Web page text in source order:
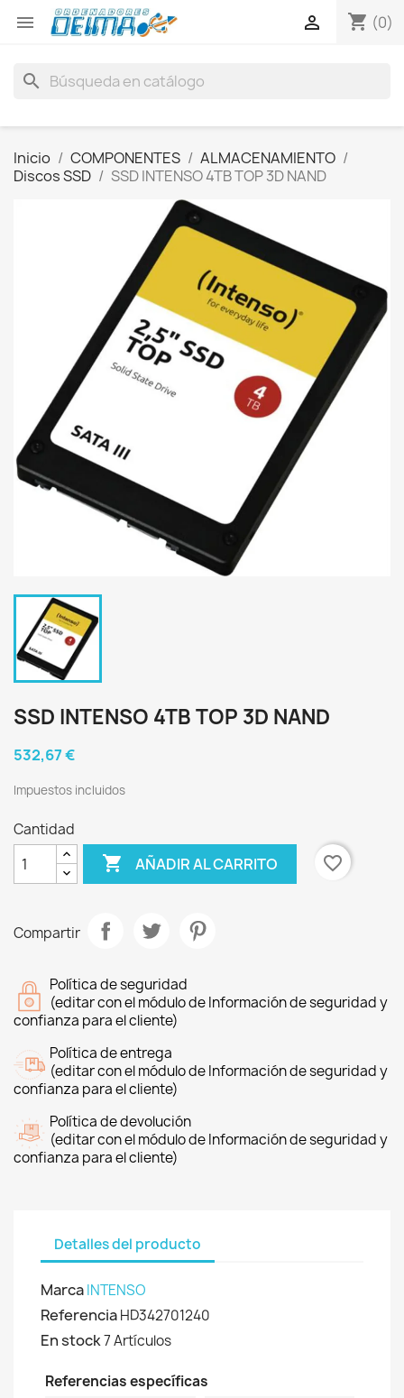
 shopping_cart (0)

search
Inicio COMPONENTES
ALMACENAMIENTO
Discos SSD
SSD INTENSO 4TB TOP 3D NAND
SSD INTENSO 4TB TOP 3D NAND
532,67 €
Impuestos incluidos
Cantidad
 AÑADIR AL CARRITO favorite_border
Compartir
Política de seguridad
(editar con el módulo de Información de seguridad y
confianza para el cliente)
Política de entrega
(editar con el módulo de Información de seguridad y
confianza para el cliente)
Política de devolución
(editar con el módulo de Información de seguridad y
confianza para el cliente)
Detalles del producto
MarcaINTENSO
ReferenciaHD342701240
En stock7 Artículos
Referencias específicas